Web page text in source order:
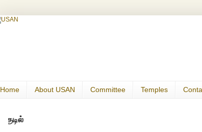
Home About USAN Committee Temples